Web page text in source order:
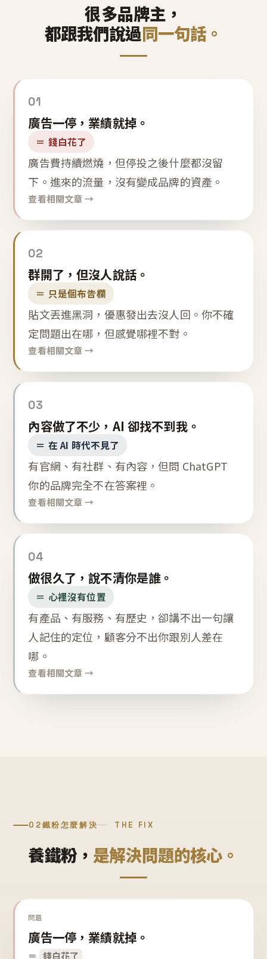
很多品牌主，
都跟我們說過同一句話。
01
廣告一停，業績就掉。
＝ 錢白花了
廣告費持續燃燒，但停投之後什麼都沒留
下。進來的流量，沒有變成品牌的資產。
查看相關文章 →
02
群開了，但沒人說話。
＝ 只是個布告欄
貼文丟進黑洞，優惠發出去沒人回。你不確
定問題出在哪，但感覺哪裡不對。
查看相關文章 →
03
內容做了不少，AI 卻找不到我。
＝ 在 AI 時代不見了
有官網、有社群、有內容，但問 ChatGPT
你的品牌完全不在答案裡。
查看相關文章 →
04
做很久了，說不清你是誰。
＝ 心裡沒有位置
有產品、有服務、有歷史，卻講不出一句讓
人記住的定位，顧客分不出你跟別人差在
哪。
查看相關文章 →
02鐵粉怎麼解決 THE FIX
養鐵粉， 是解決問題的核心。
問題
廣告一停，業績就掉。
＝ 錢白花了